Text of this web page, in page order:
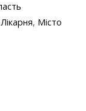
ai
l
Лікарня, Місто